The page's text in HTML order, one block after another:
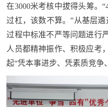
防
动
员
民
防
空
民
防
防
在3000米考核中拔得头筹。
过杠，该数不算。”从基层
过程中标准不严等问题进行
人员都精神振作、积极应考
起“凭本事进步、凭素质竞争